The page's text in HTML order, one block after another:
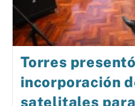
Torres
incorporación
satelitales